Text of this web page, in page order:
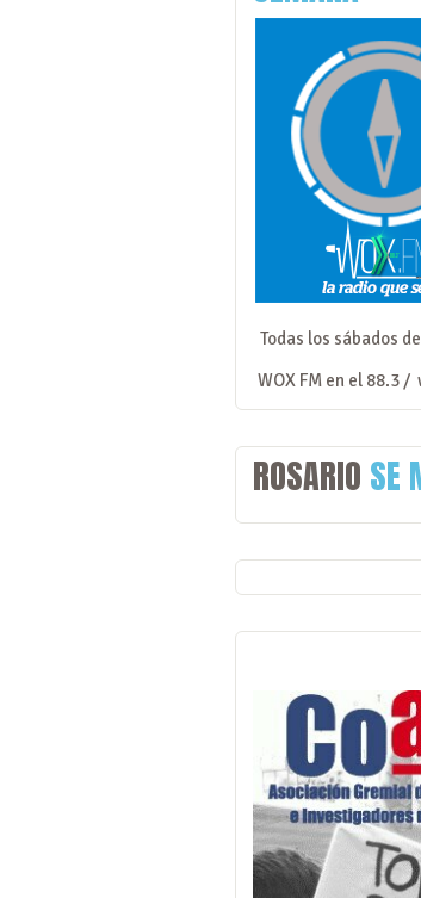
Todas los sábados
WOX FM en el 88.3 /
ROSARIO SE